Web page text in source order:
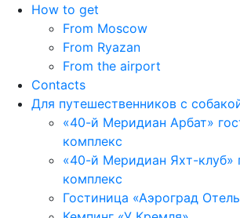
How to get
From Moscow
From Ryazan
From the airport
Contacts
Для путешественников с
«40-й Меридиан Арбат»
комплекс
«40-й Меридиан Яхт-клуб»
комплекс
Гостиница «Аэроград